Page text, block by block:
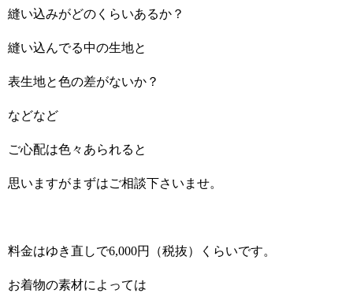
縫い込みがどのくらいあるか？
縫い込んでる中の生地と
表生地と色の差がないか？
などなど
ご心配は色々あられると
思いますがまずはご相談下さいませ。
料金はゆき直しで6,000円（税抜）くらいです。
お着物の素材によっては